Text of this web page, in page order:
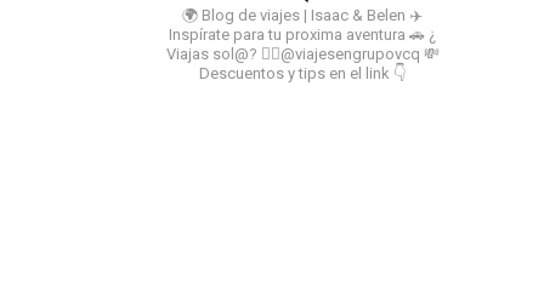
🌍 Blog de viajes | Isaac & Belen ✈️
Inspírate para tu proxima aventura 🚗 ¿
Viajas sol@? 👉🏻@viajesengrupovcq 💸
Descuentos y tips en el link 👇